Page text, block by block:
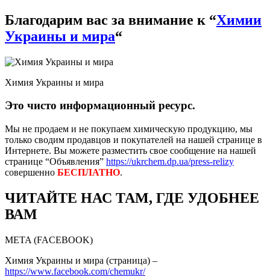
Благодарим вас за внимание к “Химии
Украины и мира“
Химия Украины и мира
Это чисто информационный ресурс.
Мы не продаем и не покупаем химическую продукцию, мы
только сводим продавцов и покупателей на нашей странице в
Интернете. Вы можете разместить свое сообщение на нашей
странице “Объявления” https://ukrchem.dp.ua/press-relizy
совершенно БЕСПЛАТНО.
ЧИТАЙТЕ НАС ТАМ, ГДЕ УДОБНЕЕ
ВАМ
META (FACEBOOK)
Химия Украины и мира (страница) –
https://www.facebook.com/chemukr/